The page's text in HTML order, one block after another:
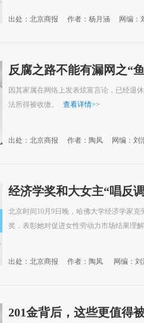
出处：北京商报 作者：杨月涵 网编：
反腐之路不能有漏网之“
因其家属在网络上发表炫富言论，已经退
法所得被收缴。
查看详情>>
出处：北京商报 作者：陶凤 网编：刘
经济学奖和大女主“唱反
北京时间10月9日晚，哈佛大学经济学家克
奖，表彰她对促进女性劳动力市场结果理
出处：北京商报 作者：陶凤 网编：刘
201金背后，这些更值得